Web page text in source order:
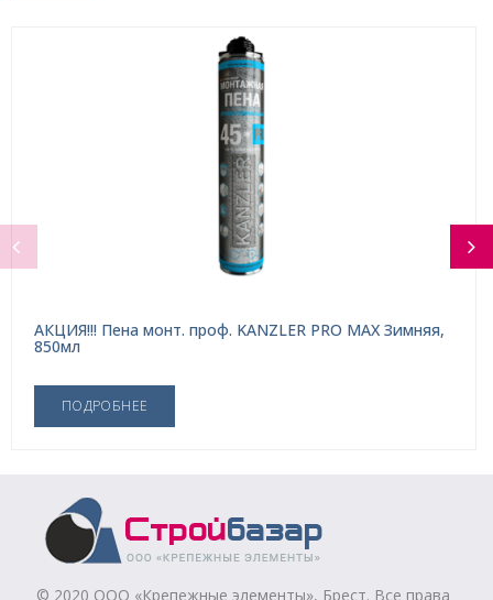
АКЦИЯ!!! Пена монт. проф. KANZLER PRO MAX Зимняя,
850мл
ПОДРОБНЕЕ
© 2020 ООО «Крепежные элементы», Брест. Все права